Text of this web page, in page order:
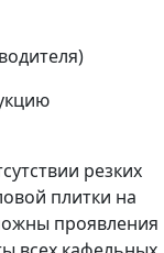
резких
плитки на
проявления